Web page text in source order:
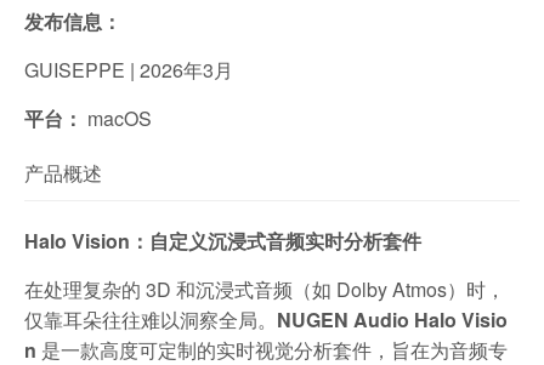
发布信息：
GUISEPPE | 2026年3月
平台： macOS
产品概述
Halo Vision：自定义沉浸式音频实时分析套件
在处理复杂的 3D 和沉浸式音频（如 Dolby Atmos）时，
仅靠耳朵往往难以洞察全局。 NUGEN Audio Halo Visio
n 是一款高度可定制的实时视觉分析套件，旨在为音频专